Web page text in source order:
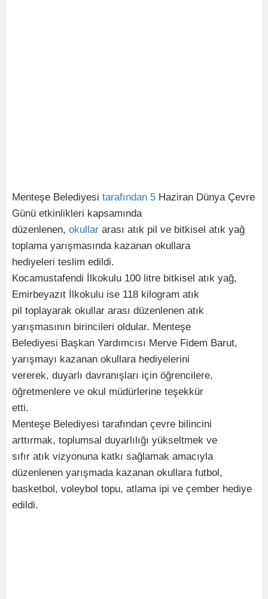
Menteşe Belediyesi tarafından 5 Haziran Dünya Çevre
Günü etkinlikleri kapsamında
düzenlenen, okullar arası atık pil ve bitkisel atık yağ
toplama yarışmasında kazanan okullara
hediyeleri teslim edildi.
Kocamustafendi İlkokulu 100 litre bitkisel atık yağ,
Emirbeyazıt İlkokulu ise 118 kilogram atık
pil toplayarak okullar arası düzenlenen atık
yarışmasının birincileri oldular. Menteşe
Belediyesi Başkan Yardımcısı Merve Fidem Barut,
yarışmayı kazanan okullara hediyelerini
vererek, duyarlı davranışları için öğrencilere,
öğretmenlere ve okul müdürlerine teşekkür
etti.
Menteşe Belediyesi tarafından çevre bilincini
arttırmak, toplumsal duyarlılığı yükseltmek ve
sıfır atık vizyonuna katkı sağlamak amacıyla
düzenlenen yarışmada kazanan okullara futbol,
basketbol, voleybol topu, atlama ipi ve çember hediye
edildi.